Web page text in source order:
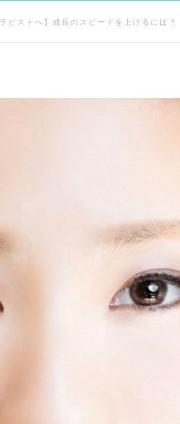
ピストへ】成長のスピードを上げるには？